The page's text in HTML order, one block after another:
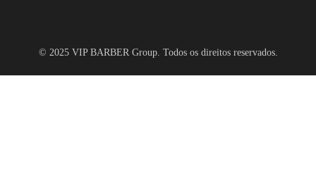
© 2025 VIP BARBER Group. Todos os direitos reservados.